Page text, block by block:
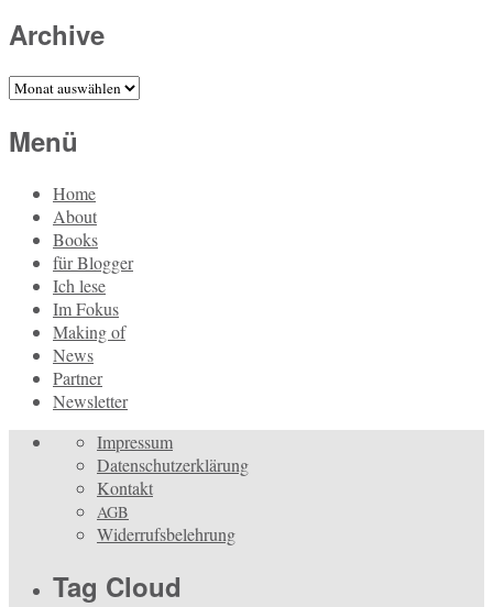
Archive
Archive
Menü
Home
About
Books
für Blogger
Ich lese
Im Fokus
Making of
News
Partner
Newsletter
Impressum
Datenschutzerklärung
Kontakt
AGB
Widerrufsbelehrung
Tag Cloud